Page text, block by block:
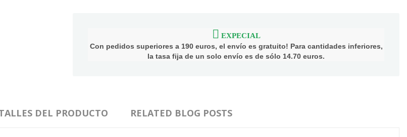
EXPECIAL
Con pedidos superiores a 190 euros, el envío es gratuito! Para cantidades inferiores,
la tasa fija de un solo envío es de sólo 14.70 euros.
DEL PRODUCTO RELATED BLOG POSTS